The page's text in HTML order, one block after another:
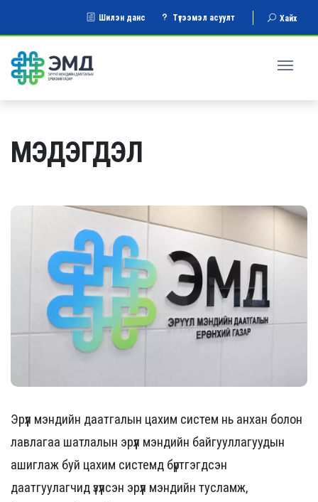
Шилэн данс Түгээмэл асуулт Хайх
МЭДЭГДЭЛ
Эрүүл мэндийн даатгалын цахим систем нь анхан болон
лавлагаа шатлалын эрүүл мэндийн байгууллагуудын
ашиглаж буй цахим системд бүртгэгдсэн
даатгуулагчид үзүүлсэн эрүүл мэндийн тусламж,